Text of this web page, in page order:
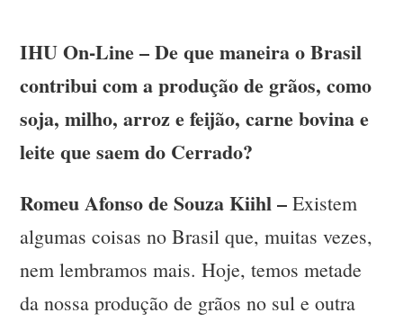
IHU On-Line – De que maneira o Brasil
contribui com a produção de grãos, como
soja, milho, arroz e feijão, carne bovina e
leite que saem do Cerrado?
Romeu Afonso de Souza Kiihl – Existem
algumas coisas no Brasil que, muitas vezes,
nem lembramos mais. Hoje, temos metade
da nossa produção de grãos no sul e outra